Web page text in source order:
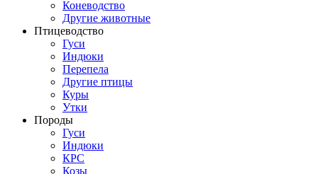
Коневодство
Другие животные
Птицеводство
Гуси
Индюки
Перепела
Другие птицы
Куры
Утки
Породы
Гуси
Индюки
КРС
Козы